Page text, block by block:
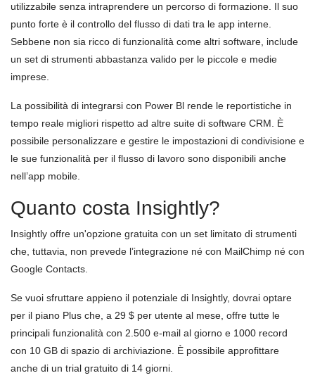
utilizzabile senza intraprendere un percorso di formazione. Il suo
punto forte è il controllo del flusso di dati tra le app interne.
Sebbene non sia ricco di funzionalità come altri software, include
un set di strumenti abbastanza valido per le piccole e medie
imprese.
La possibilità di integrarsi con Power Bl rende le reportistiche in
tempo reale migliori rispetto ad altre suite di software CRM. È
possibile personalizzare e gestire le impostazioni di condivisione e
le sue funzionalità per il flusso di lavoro sono disponibili anche
nell’app mobile.
Quanto costa Insightly?
Insightly offre un'opzione gratuita con un set limitato di strumenti
che, tuttavia, non prevede l’integrazione né con MailChimp né con
Google Contacts.
Se vuoi sfruttare appieno il potenziale di Insightly, dovrai optare
per il piano Plus che, a 29 $ per utente al mese, offre tutte le
principali funzionalità con 2.500 e-mail al giorno e 1000 record
con 10 GB di spazio di archiviazione. È possibile approfittare
anche di un trial gratuito di 14 giorni.